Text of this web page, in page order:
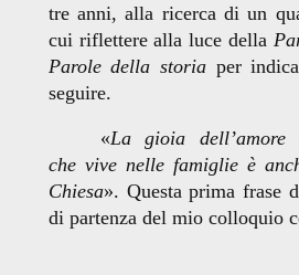
tre anni, alla ricerca di un
cui riflettere alla luce della
Parole della storia per
seguire.
«La gioia dell’amore
che vive nelle famiglie è
Chiesa». Questa prima frase
di partenza del mio colloquio